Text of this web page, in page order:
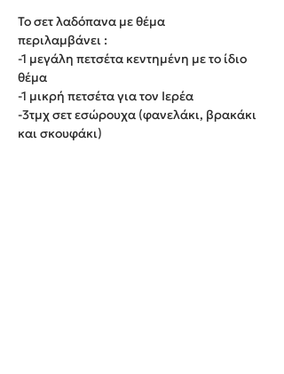
Το σετ λαδόπανα με θέμα
περιλαμβάνει :
-1 μεγάλη πετσέτα κεντημένη με το ίδιο
θέμα
-1 μικρή πετσέτα για τον Ιερέα
-3τμχ σετ εσώρουχα (φανελάκι, βρακάκι
και σκουφάκι)